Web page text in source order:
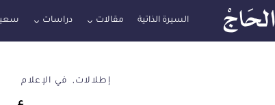
السيرة الذاتية مقالات دراسات
إطلالات في الإعلام